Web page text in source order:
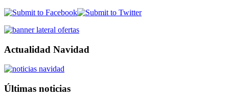
Actualidad Navidad
Últimas noticias